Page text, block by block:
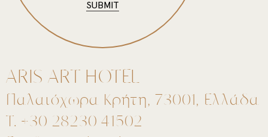
SUBMIT
ARIS ART HOTEL
Παλαιόχωρα Κρήτη, 73001, Ελλάδα
T. +30 28230 41502